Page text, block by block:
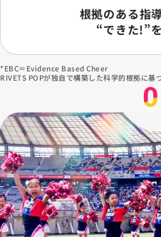
根拠のある指
“できた!”
*EBC＝Evidence Based Cheer
RIVETS POPが独自で構築した科学的根拠に基